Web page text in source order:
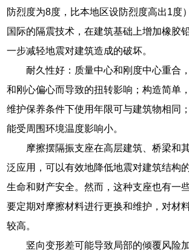
防烈度为8度，比本地区设防烈度高出1度
国际的隔震技术，在建筑基础上增加橡胶
一步减轻地震对建筑造成的破坏。
耐久性好：质量中心和刚度中心重合
和刚心偏心而导致的扭转影响；构造简单
维护保养条件下使用年限可与建筑物相同
能受周围环境温度影响小。
摩擦摆隔振支座在高层建筑、桥梁和
泛应用，可以有效地降低地震对建筑结构
生命和财产安全。然而，这种支座也有一
要定期对摩擦材料进行更换和维护，对材
较高。
竖向变形差可能导致局部的倾覆风险